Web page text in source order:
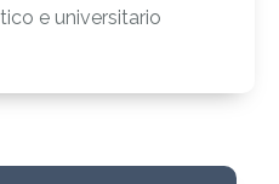
e universitario